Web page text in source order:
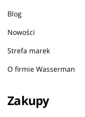
Blog
Nowości
Strefa marek
O firmie Wasserman
Zakupy